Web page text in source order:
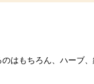
もちろん、ハーブ